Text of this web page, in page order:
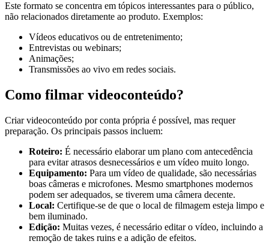
Este formato se concentra em tópicos interessantes para o público,
não relacionados diretamente ao produto. Exemplos:
Vídeos educativos ou de entretenimento;
Entrevistas ou webinars;
Animações;
Transmissões ao vivo em redes sociais.
Como filmar videoconteúdo?
Criar videoconteúdo por conta própria é possível, mas requer
preparação. Os principais passos incluem:
Roteiro: É necessário elaborar um plano com antecedência
para evitar atrasos desnecessários e um vídeo muito longo.
Equipamento: Para um vídeo de qualidade, são necessárias
boas câmeras e microfones. Mesmo smartphones modernos
podem ser adequados, se tiverem uma câmera decente.
Local: Certifique-se de que o local de filmagem esteja limpo e
bem iluminado.
Edição: Muitas vezes, é necessário editar o vídeo, incluindo a
remoção de takes ruins e a adição de efeitos.